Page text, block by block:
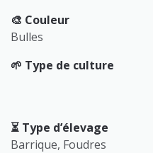
🎨 Couleur
Bulles
🌱 Type de culture
⏳️ Type d’élevage
Barrique, Foudres